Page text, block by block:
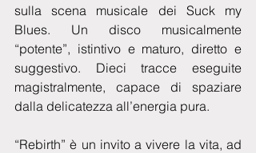
sulla scena musicale dei Suck my
Blues. Un disco musicalmente
“potente”, istintivo e maturo, diretto e
suggestivo. Dieci tracce eseguite
magistralmente, capace di spaziare
dalla delicatezza all’energia pura.
“Rebirth” è un invito a vivere la vita, ad